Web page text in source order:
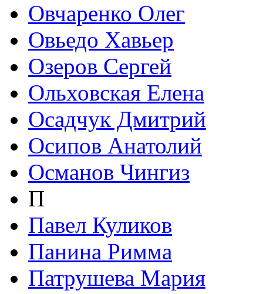
Овчаренко Олег
Овьедо Хавьер
Озеров Сергей
Ольховская Елена
Осадчук Дмитрий
Осипов Анатолий
Османов Чингиз
П
Павел Куликов
Панина Римма
Патрушева Мария